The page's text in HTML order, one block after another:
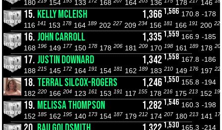
180
154 133 168 164 136 178 146
15. KELLY MCLEISH 1,3661,566 170.8 -178
116 141 153 178 164 189 202 227 209 234 156 181 166 191 200
16. JOHN CARROLL 1,335 1,559 166.9 -185
168 196 149 177 150 178 178 206 181 209 170 198 161 189 178
17. JUSTIN DOWNARD 1,342 1,558 167.8 -186
188 215 145 172 164 191 154 181 162 189 183 210 149 176 197
18. TERRAL SILCOX-ROGERS 1,2461,550 155.8 -194
182 220 166 204 123 161 153 191 117 155 178 216 175 213 152
19. MELISSA THOMPSON 1,282 1,546 160.3 -198
152 185 162 195 140 173 154 187 179 212 174 207 180 213 141
1,530 165.3 -214